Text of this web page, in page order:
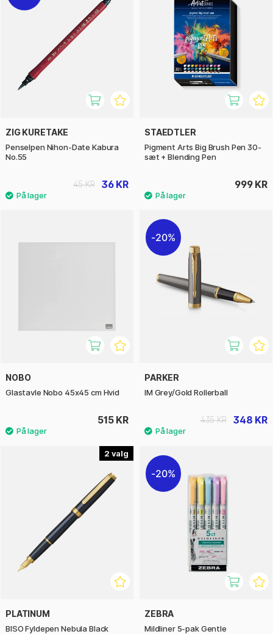
ZIG KURETAKE
Penselpen Nihon-Date Kabura
No.55
36 KR
45 KR
STAEDTLER
Pigment Arts Big Brush Pen 30-
sæt + Blending Pen
999 KR
NOBO
Glastavle Nobo 45x45 cm Hvid
515 KR
20%
PARKER
IM Grey/Gold Rollerball
348 KR
435 KR
2
PLATINUM
BISO Fyldepen Nebula Black
20%
ZEBRA
Mildliner 5-pak Gentle